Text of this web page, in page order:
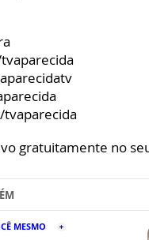
gratuitamente no
MESMO